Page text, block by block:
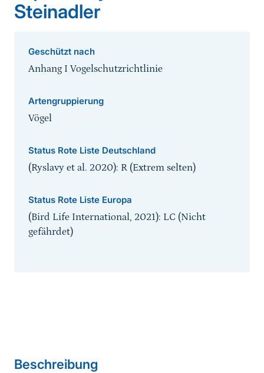
Steinadler
Geschützt nach
Anhang I Vogelschutzrichtlinie
Artengruppierung
Vögel
Status Rote Liste Deutschland
(Ryslavy et al. 2020): R (Extrem selten)
Status Rote Liste Europa
(Bird Life International, 2021): LC (Nicht
gefährdet)
Beschreibung